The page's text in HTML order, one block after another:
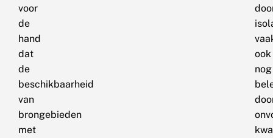
voor
de
hand
dat
de
beschikbaarheid
van
brongebieden
met
ook
nog